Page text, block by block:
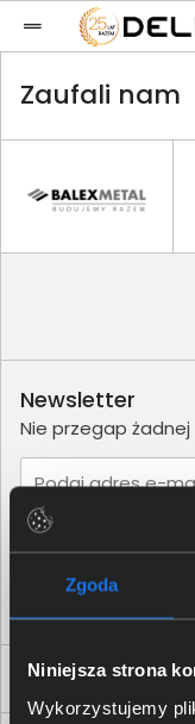
Zgoda
Niniejsza strona
Wykorzystujemy
Zaufali nam
Dla Firm i Instytucji
Newsletter
Nie przegap
Podaj adres e-